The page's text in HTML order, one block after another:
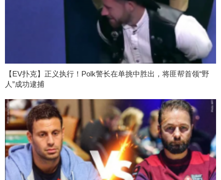
【EV扑克】正义执行！Polk警长在单挑中胜出，将匪帮首领“野
人”成功逮捕